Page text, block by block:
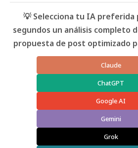
💡 Selecciona tu IA preferida
segundos un análisis completo
propuesta de post optimizado
Claude
ChatGPT
Google AI
Gemini
Grok